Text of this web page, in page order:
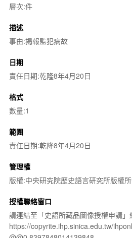
層次:件
描述
事由:揭報監犯病故
日期
責任日期:乾隆8年4月20日
格式
數量:1
範圍
責任日期:乾隆8年4月20日
管理權
版權:中央研究院歷史語言研究所版權
授權聯絡窗口
請連結至「史語所藏品圖像授權申請」
https://copyrite.ihp.sinica.edu.tw/